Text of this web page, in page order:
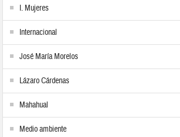
I. Mujeres
Internacional
José María Morelos
Lázaro Cárdenas
Mahahual
Medio ambiente